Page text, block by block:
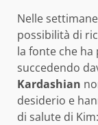
Nelle
possibilità di
la fonte che ha
succedendo
Kardashian
desiderio e
di salute di Kim: